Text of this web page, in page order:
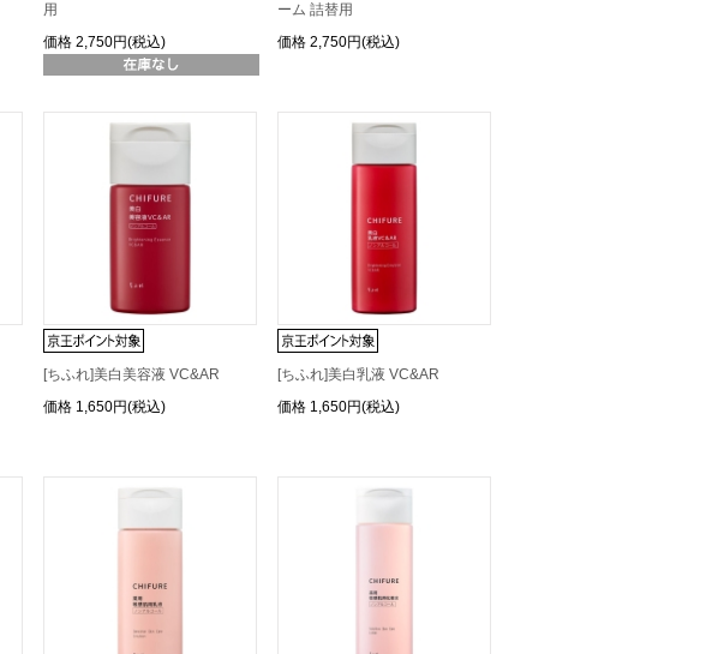
用
価格 2,750円(税込)
ーム 詰替用
価格 2,750円(税込)
[ちふれ]美白美容液 VC&AR
価格 1,650円(税込)
[ちふれ]美白乳液 VC&AR
価格 1,650円(税込)